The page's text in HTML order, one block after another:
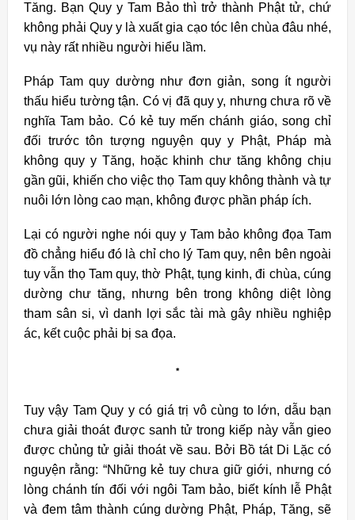
Tăng. Bạn Quy y Tam Bảo thì trở thành Phật tử, chứ
không phải Quy y là xuất gia cạo tóc lên chùa đâu nhé,
vụ này rất nhiều người hiểu lầm.
Pháp Tam quy dường như đơn giản, song ít người
thấu hiểu tường tận. Có vị đã quy y, nhưng chưa rõ về
nghĩa Tam bảo. Có kẻ tuy mến chánh giáo, song chỉ
đối trước tôn tượng nguyện quy y Phật, Pháp mà
không quy y Tăng, hoặc khinh chư tăng không chịu
gần gũi, khiến cho việc thọ Tam quy không thành và tự
nuôi lớn lòng cao mạn, không được phần pháp ích.
Lại có người nghe nói quy y Tam bảo không đọa Tam
đồ chẳng hiểu đó là chỉ cho lý Tam quy, nên bên ngoài
tuy vẫn thọ Tam quy, thờ Phật, tụng kinh, đi chùa, cúng
dường chư tăng, nhưng bên trong không diệt lòng
tham sân si, vì danh lợi sắc tài mà gây nhiều nghiệp
ác, kết cuộc phải bị sa đọa.
*
Tuy vậy Tam Quy y có giá trị vô cùng to lớn, dẫu bạn
chưa giải thoát được sanh tử trong kiếp này vẫn gieo
được chủng tử giải thoát về sau. Bởi Bồ tát Di Lặc có
nguyện rằng: “Những kẻ tuy chưa giữ giới, nhưng có
lòng chánh tín đối với ngôi Tam bảo, biết kính lễ Phật
và đem tâm thành cúng dường Phật, Pháp, Tăng, sẽ